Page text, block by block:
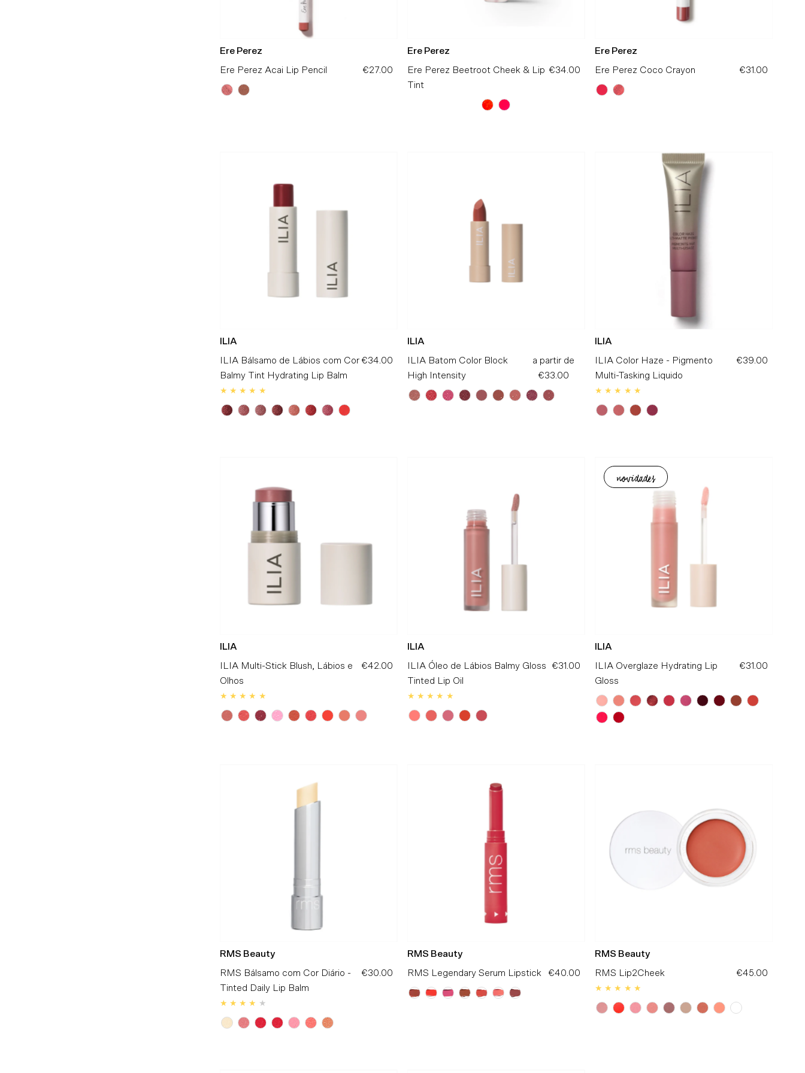
Ere Perez
Ere Perez Acai Lip Pencil
Preço
Normal
€27.00
Ere Perez
Ere Perez Beetroot Cheek & Lip
Tint
Preço
Normal
€34.00
Ere Perez
Ere Perez Coco Crayon
Preço
€31.00
ILIA
ILIA Bálsamo de Lábios com Cor
Balmy Tint Hydrating Lip Balm
Preço
Normal
€34.00
ILIA
ILIA Batom Color Block
High Intensity
Preço
Normal
a partir de
€33.00
ILIA
ILIA Color Haze - Pigmento
Multi-Tasking Liquido
Preço
€39.00
ILIA
ILIA Multi-Stick Blush, Lábios e
Olhos
Preço
Normal
€42.00
ILIA
ILIA Óleo de Lábios Balmy Gloss
Tinted Lip Oil
Preço
Normal
€31.00
novidades
ILIA
ILIA Overglaze Hydrating Lip
Gloss
Preço
€31.00
RMS Beauty
RMS Bálsamo com Cor Diário -
Tinted Daily Lip Balm
Preço
Normal
€30.00
RMS Beauty
RMS Legendary Serum Lipstick
Preço
Normal
€40.00
RMS Beauty
RMS Lip2Cheek
Preço
€45.00